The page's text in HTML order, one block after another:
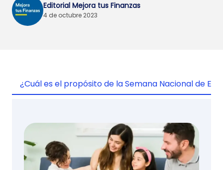
Editorial Mejora tus Finanzas
4 de octubre 2023
¿Cuál es el propósito de la Semana Nacional de